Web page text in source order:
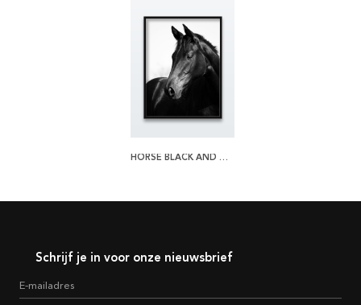
HORSE BLACK AND WHITE POSTER
Schrijf je in voor onze nieuwsbrief
E-mailadres